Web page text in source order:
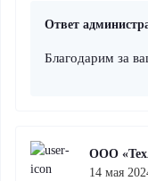
Ответ
Благодарим за
ООО
14 мая